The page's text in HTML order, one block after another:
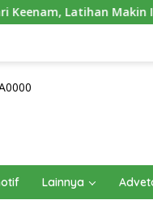
Makin Intensif Jelang
Lainnya